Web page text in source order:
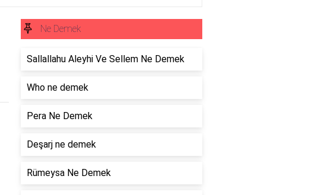
Ne Demek
Sallallahu Aleyhi Ve Sellem Ne Demek
Who ne demek
Pera Ne Demek
Deşarj ne demek
Rümeysa Ne Demek